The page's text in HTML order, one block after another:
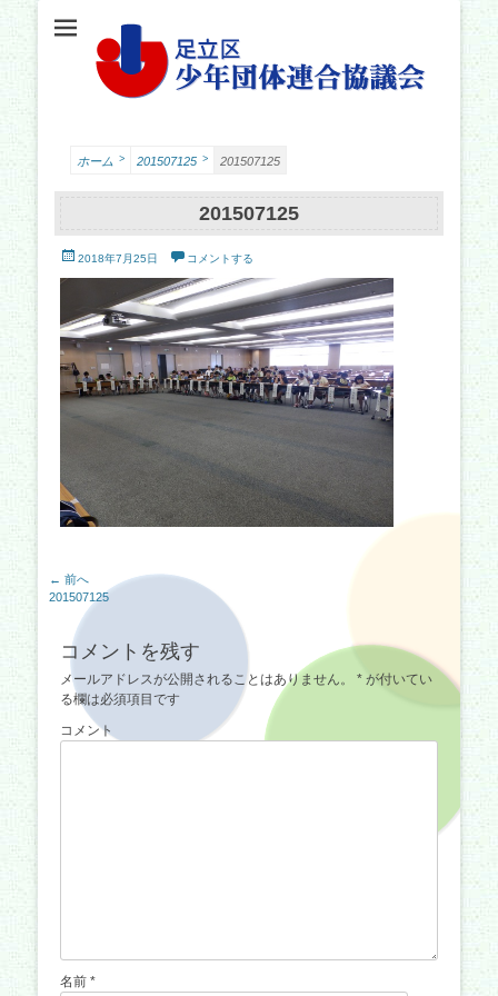
足立区少年団体連
合協議会
足立少年団体連合協議会（少連協）は、地域の力と行政をつなぐ役割を担い、足立
区の子どもたちの健やかな成長を願い、活動しています。
ホーム > 201507125 > 201507125
201507125
投
2018年7月25日 コメントする
投
稿
ビ
ゲ
シ
← 前へ
前
201507125
コメントを残す
メールアドレスが公開されることはありません。 * が付いてい
る欄は必須項目です
コメント
名前 *